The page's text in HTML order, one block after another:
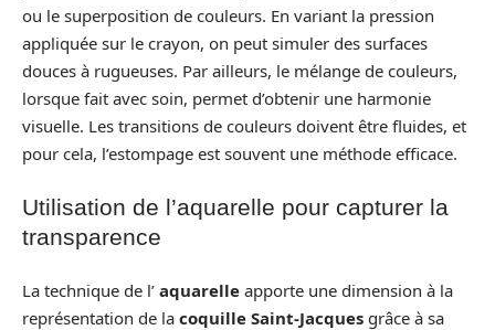
ou le superposition de couleurs. En variant la pression
appliquée sur le crayon, on peut simuler des surfaces
douces à rugueuses. Par ailleurs, le mélange de couleurs,
lorsque fait avec soin, permet d’obtenir une harmonie
visuelle. Les transitions de couleurs doivent être fluides, et
pour cela, l’estompage est souvent une méthode efficace.
Utilisation de l’aquarelle pour capturer la
transparence
La technique de l’ aquarelle apporte une dimension à la
représentation de la coquille Saint-Jacques grâce à sa